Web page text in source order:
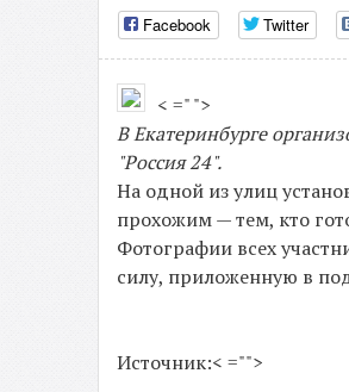
Facebook Twitter
< =" ">
В Екатеринбурге
"Россия 24".
На одной из улиц
прохожим — тем, кто
Фотографии всех
силу, приложенную в
Источник:< ="">